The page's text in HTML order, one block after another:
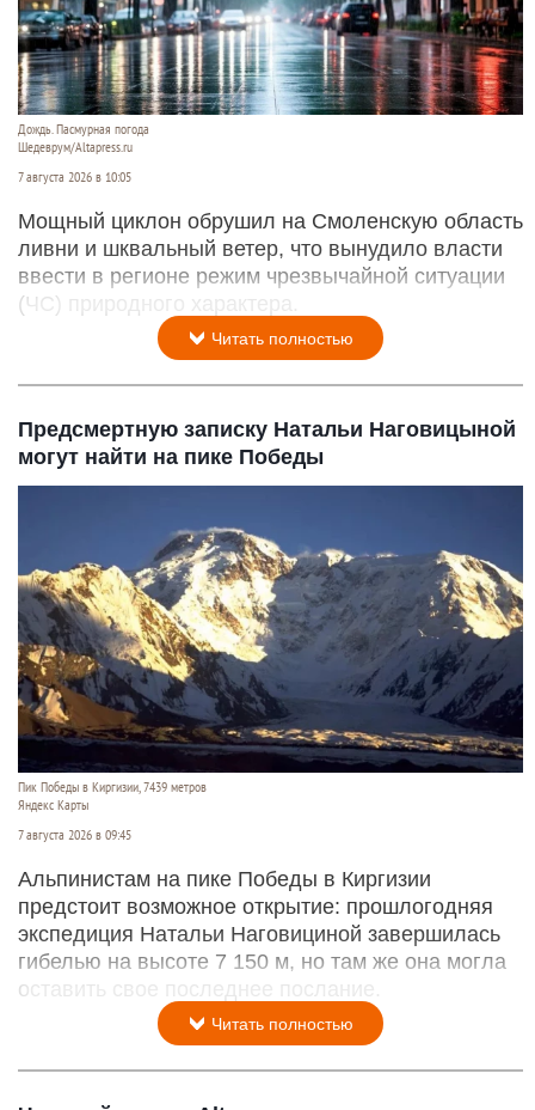
Дождь. Пасмурная погода
Шедеврум/Altapress.ru
7 августа 2026 в 10:05
Мощный циклон обрушил на Смоленскую область
ливни и шквальный ветер, что вынудило власти
ввести в регионе режим чрезвычайной ситуации
(ЧС) природного характера.
Читать полностью
Предсмертную записку Натальи Наговицыной
могут найти на пике Победы
Пик Победы в Киргизии, 7439 метров
Яндекс Карты
7 августа 2026 в 09:45
Альпинистам на пике Победы в Киргизии
предстоит возможное открытие: прошлогодняя
экспедиция Натальи Наговициной завершилась
гибелью на высоте 7 150 м, но там же она могла
оставить свое последнее послание.
Читать полностью